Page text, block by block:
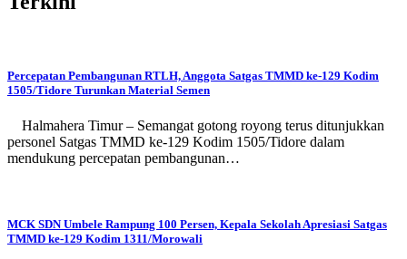
Percepatan Pembangunan RTLH, Anggota Satgas TMMD ke-129 Kodim
1505/Tidore Turunkan Material Semen
Halmahera Timur – Semangat gotong royong terus ditunjukkan
personel Satgas TMMD ke-129 Kodim 1505/Tidore dalam
mendukung percepatan pembangunan…
MCK SDN Umbele Rampung 100 Persen, Kepala Sekolah Apresiasi Satgas
TMMD ke-129 Kodim 1311/Morowali